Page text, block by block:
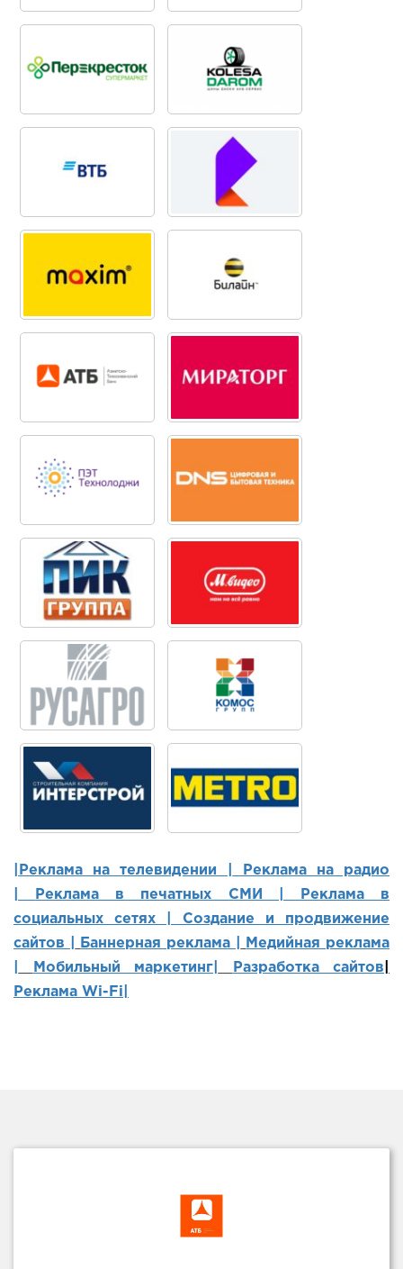
|Реклама на телевидении |
Реклама на радио
Реклама в печатных СМИ |
Реклама в
социальных сетях | Создание и продвижение
сайтов
Баннерная реклама |
Медийная реклама
Мобильный маркетинг Разработка сайтов
Реклама Wi-Fi|